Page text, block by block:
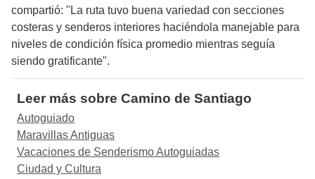
compartió: "La ruta tuvo buena variedad con secciones
costeras y senderos interiores haciéndola manejable para
niveles de condición física promedio mientras seguía
siendo gratificante".
Leer más sobre Camino de Santiago
Autoguiado
Maravillas Antiguas
Vacaciones de Senderismo Autoguiadas
Ciudad y Cultura